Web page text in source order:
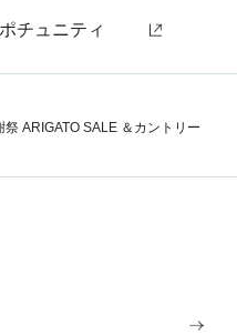
チュニティ
ARIGATO SALE ＆カントリー